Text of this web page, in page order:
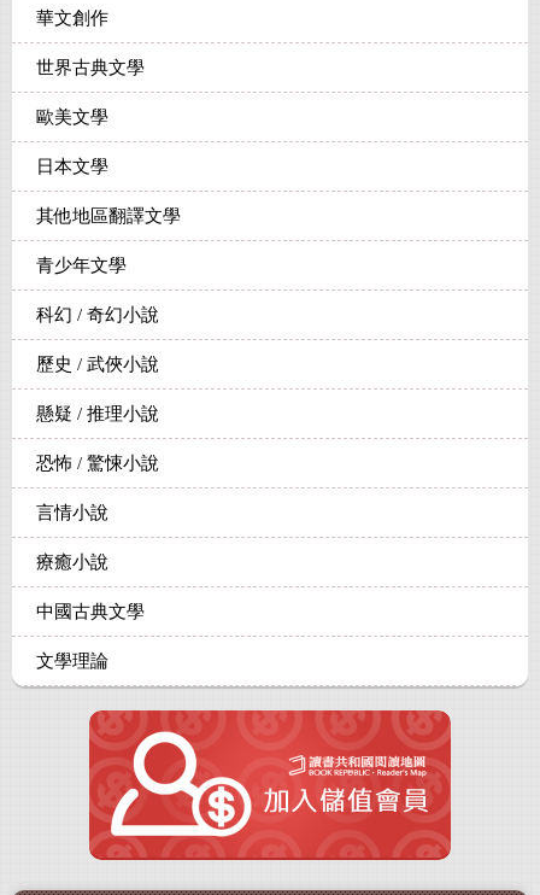
華文創作
世界古典文學
歐美文學
日本文學
其他地區翻譯文學
青少年文學
科幻 / 奇幻小說
歷史 / 武俠小說
懸疑 / 推理小說
恐怖 / 驚悚小說
言情小說
療癒小說
中國古典文學
文學理論